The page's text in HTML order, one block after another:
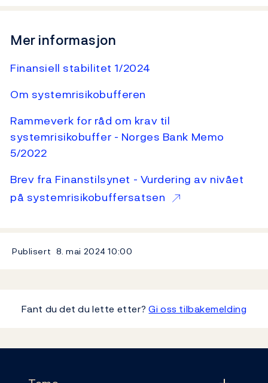
Mer informasjon
Finansiell stabilitet 1/2024
Om systemrisikobufferen
Rammeverk for råd om krav til
systemrisikobuffer - Norges Bank Memo
5/2022
Brev fra Finanstilsynet - Vurdering av nivået
på systemrisikobuffersatsen
Publisert 8. mai 202410:00
Fant du det du lette etter?Gi oss tilbakemelding